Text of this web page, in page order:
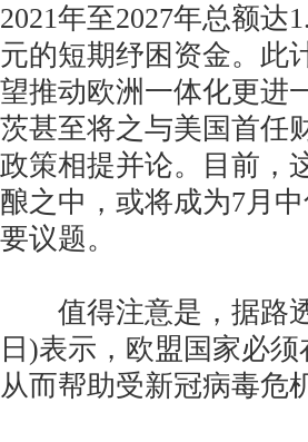
2021年至2027年总额达
元的短期纾困资金。此
望推动欧洲一体化更进
茨甚至将之与美国首任
政策相提并论。目前，
酿之中，或将成为7月
要议题。
值得注意是，据路透
日)表示，欧盟国家必
从而帮助受新冠病毒危